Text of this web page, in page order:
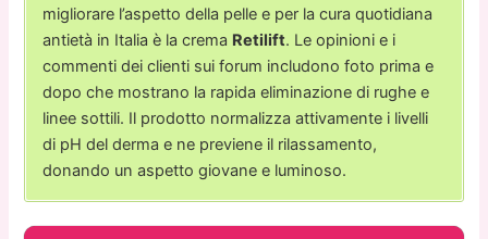
migliorare l’aspetto della pelle e per la cura quotidiana
antietà in Italia è la crema Retilift. Le opinioni e i
commenti dei clienti sui forum includono foto prima e
dopo che mostrano la rapida eliminazione di rughe e
linee sottili. Il prodotto normalizza attivamente i livelli
di pH del derma e ne previene il rilassamento,
donando un aspetto giovane e luminoso.